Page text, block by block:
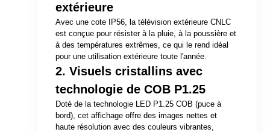
extérieure
Avec une cote IP56, la télévision extérieure CNLC
est conçue pour résister à la pluie, à la poussière et
à des températures extrêmes, ce qui le rend idéal
pour une utilisation extérieure toute l'année.
2. Visuels cristallins avec
technologie de COB P1.25
Doté de la technologie LED P1.25 COB (puce à
bord), cet affichage offre des images nettes et
haute résolution avec des couleurs vibrantes,